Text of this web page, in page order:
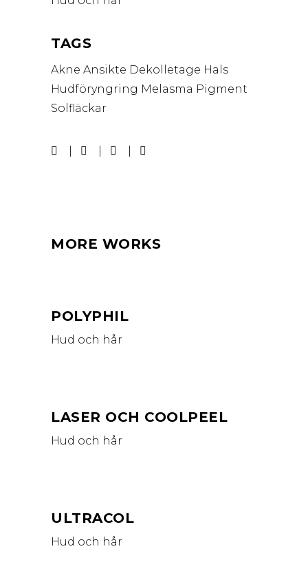
TAGS
Akne Ansikte Dekolletage Hals
Hudföryngring Melasma Pigment
Solfläckar
MORE WORKS
POLYPHIL
Hud och hår
LASER OCH COOLPEEL
Hud och hår
ULTRACOL
Hud och hår